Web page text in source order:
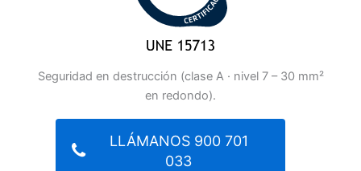
Seguridad en destrucción (clase A · nivel 7 – 30 mm²
en redondo).
LLÁMANOS 900 701
033